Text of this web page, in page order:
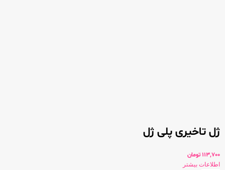
ژل تاخیری پلی ژل
113,700 تومان
اطلاعات بیشتر